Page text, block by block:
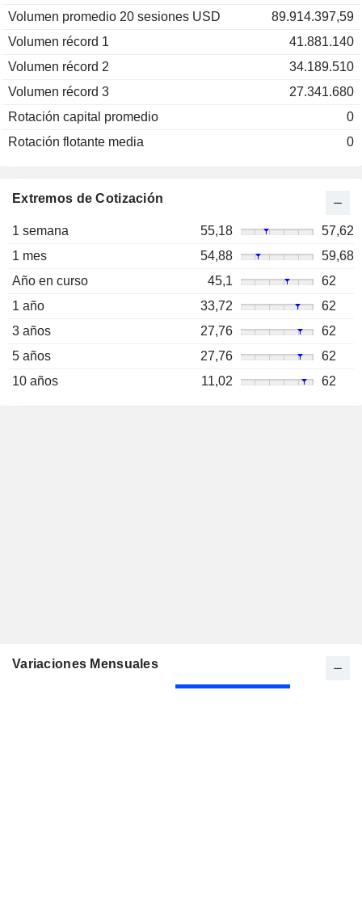
Volumen promedio 20 sesiones USD
89.914.397,59
Volumen récord 1
41.881.140
Volumen récord 2
34.189.510
Volumen récord 3
27.341.680
Rotación capital promedio
0
Rotación flotante media
0
Extremos de Cotización
1 semana 55,18
57,62
1 mes
54,88
59,68
Año en curso
45,1
62
1 año
33,72
62
3 años
27,76
62
5 años
27,76
62
10 años
11,02 62
Variaciones Mensuales